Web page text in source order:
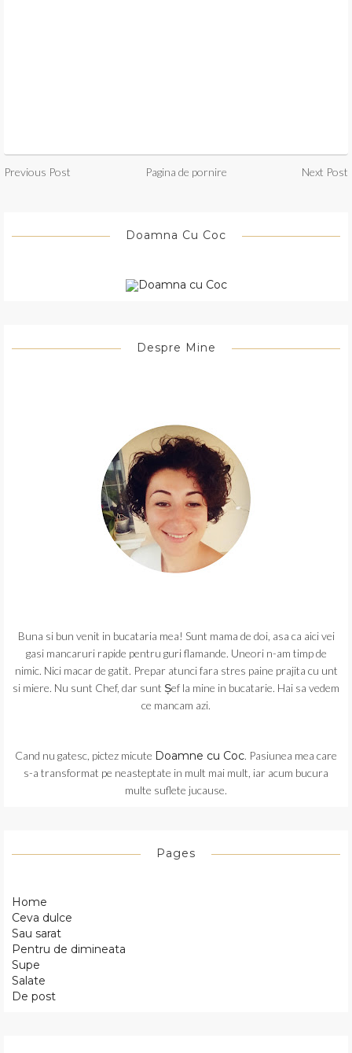
Previous Post Pagina de pornire Next Post
Doamna Cu Coc
Despre Mine
Buna si bun venit in bucataria mea! Sunt mama de doi, asa ca aici vei
gasi mancaruri rapide pentru guri flamande. Uneori n-am timp de
nimic. Nici macar de gatit. Prepar atunci fara stres paine prajita cu unt
si miere. Nu sunt Chef, dar sunt Șef la mine in bucatarie. Hai sa vedem
ce mancam azi.
Cand nu gatesc, pictez micute Doamne cu Coc. Pasiunea mea care
s-a transformat pe neasteptate in mult mai mult, iar acum bucura
multe suflete jucause.
Pages
Home
Ceva dulce
Sau sarat
Pentru de dimineata
Supe
Salate
De post